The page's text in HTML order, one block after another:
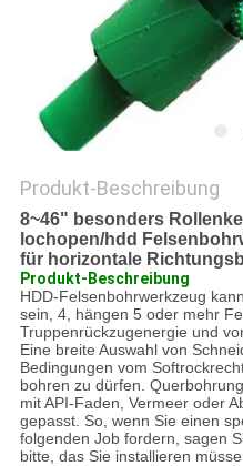
Produkt-Beschreibung
8~46" besonders
lochopen/hdd
für horizontale
Produkt-Beschreibung
HDD-Felsenbohrwerkzeug
sein, 4, hängen 5 oder mehr
Truppenrückzugenergie und
Eine breite Auswahl von
Bedingungen vom
bohren zu dürfen.
mit API-Faden, Vermeer oder
gepasst. So, wenn Sie einen
folgenden Job fordern, sagen
bitte, das Sie installieren